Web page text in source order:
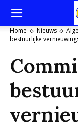
Home Nieuws
bestuurlijke